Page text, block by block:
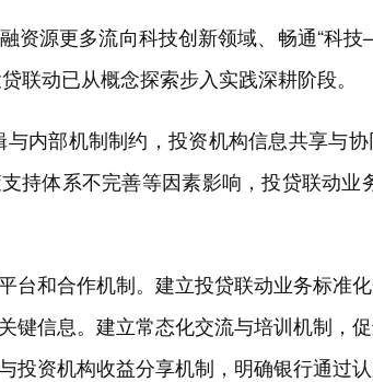
资源更多流向科技创新领域、畅通“科
联动已从概念探索步入实践深耕阶段。
内部机制制约，投资机构信息共享与
持体系不完善等因素影响，投贷联动业
台和合作机制。建立投贷联动业务标准
键信息。建立常态化交流与培训机制，
投资机构收益分享机制，明确银行通过